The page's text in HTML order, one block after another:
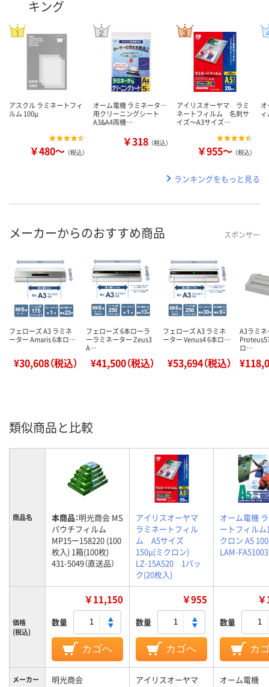
キング
アスクル ラミネートフィ
ルム 100μ
￥480～ （税込）
オーム電機 ラミネータ―
用クリーニングシート
A3&A4両機…
￥318 （税込）
アイリスオーヤマ ラミ
ネートフィルム 名刺サ
イズ～A3サイズ…
￥955～ （税込）
ランキングをもっと見る
メーカーからのおすすめ商品 スポンサー
フェローズ A3 ラミネ
ーター Amaris 6本ロ…
¥30,608（税込）
フェローズ 6本ローラ
ーラミネーター Zeus3
A…
¥41,500（税込）
フェローズ A3 ラミネ
ーター Venus4 6本ロ…
¥53,694（税込）
A3ラミ
ロ…
類似商品と比較
商品名 本商品：明光商会 MS
パウチフィルム
MP15ー158220 (100
枚入) 1箱(100枚)
431-5049（直送品）
アイリスオーヤマ
ラミネートフィル
ム A5サイズ
150μ(ミクロン)
LZ-15A520 1パッ
ク(20枚入)
オーム電機
ートフィルム
クロン A5
LAM-
価格
(税込)
￥11,150
数量
カゴへ
￥955
数量
カゴへ
数量
カ
メーカー 明光商会 アイリスオーヤマ オーム電機